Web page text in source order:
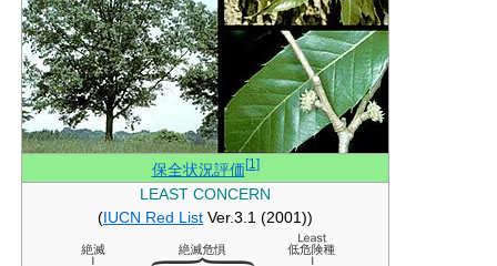
保全状況評価 [1 ]
LEAST CONCERN
(IUCN Red List Ver.3.1 (2001))